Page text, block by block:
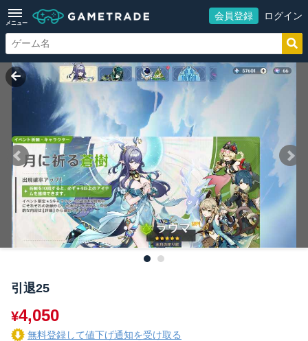
メニュー
会員登録 ログイン
引退25
¥4,050
無料登録して値下げ通知を受け取る